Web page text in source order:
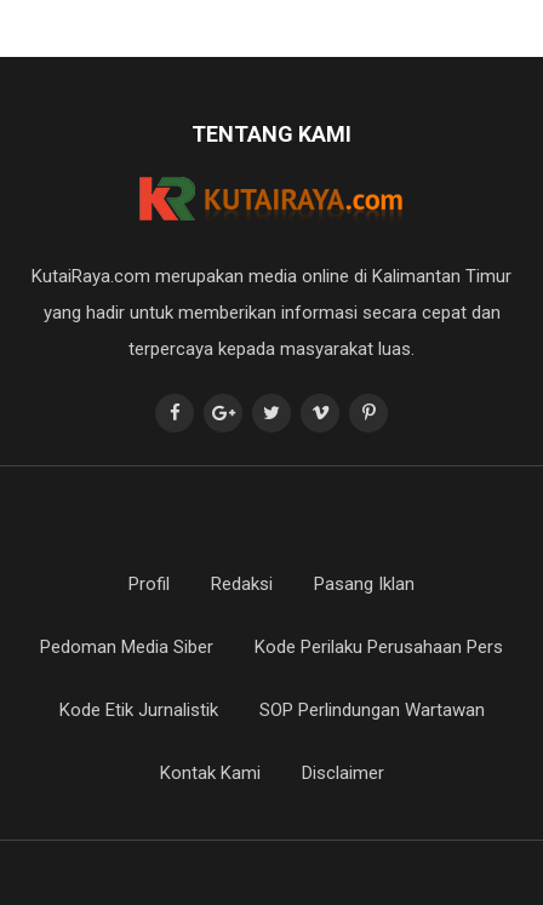
TENTANG KAMI
KutaiRaya.com merupakan media online di Kalimantan Timur
yang hadir untuk memberikan informasi secara cepat dan
terpercaya kepada masyarakat luas.
Profil Redaksi Pasang Iklan
Pedoman Media Siber Kode Perilaku Perusahaan Pers
Kode Etik Jurnalistik SOP Perlindungan Wartawan
Kontak Kami Disclaimer